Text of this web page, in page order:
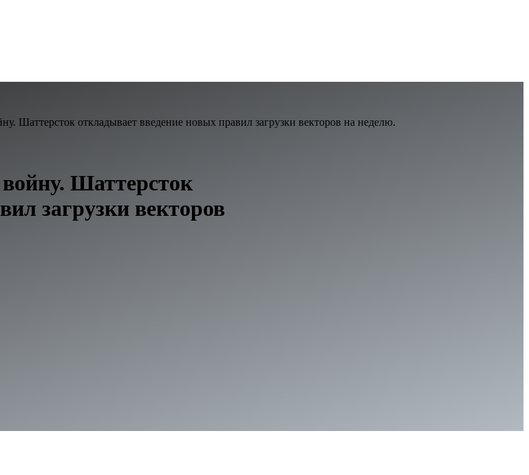
Шаттерсток откладывает введение новых правил загрузки векторов на неделю.
Шаттерсток
загрузки векторов